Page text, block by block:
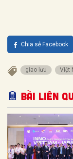
Chia sẻ Facebook
giao lưu Việt
Bài liên